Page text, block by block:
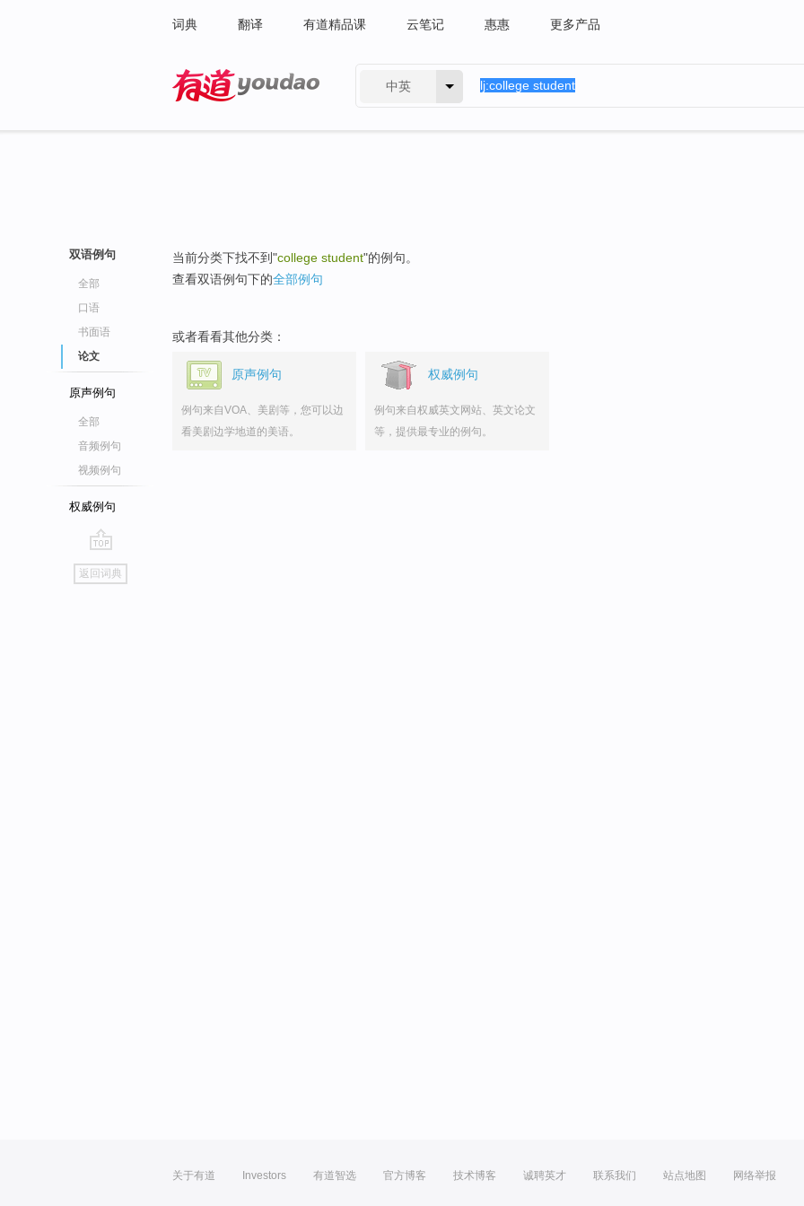
词典 翻译 有道精品课 云笔记 惠惠 更多产品
中英
双语例句
全部
口语
书面语
论文
原声例句
全部
音频例句
视频例句
权威例句
go
top
返回词典
当前分类下找不到"college student"的例句。
查看双语例句下的全部例句
或者看看其他分类：
原声例句
例句来自VOA、美剧等，您可以边
看美剧边学地道的美语。
权威例句
例句来自权威英文网站、英文论文
等，提供最专业的例句。
关于有道 Investors 有道智选 官方博客 技术博客 诚聘英才 联系我们 站点地图 网络举报